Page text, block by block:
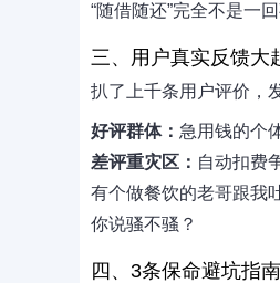
“随借随还”完全不是一
三、用户真实反馈大
扒了上千条用户评价，
好评群体： 急用钱的个
差评重灾区： 自动扣费
有个做餐饮的老哥跟我
你说骚不骚？
四、3条保命避坑指南